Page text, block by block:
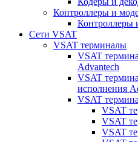
Контроллеры и
Контроллеры
Сети VSAT
VSAT терминалы
VSAT
Advantech
VSAT
исполнения
VSAT
VSAT
VSAT
VSAT